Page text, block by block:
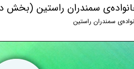
نام‌نامه
شعر فارسی
سمندران راستین (بخش
سمندران راستین